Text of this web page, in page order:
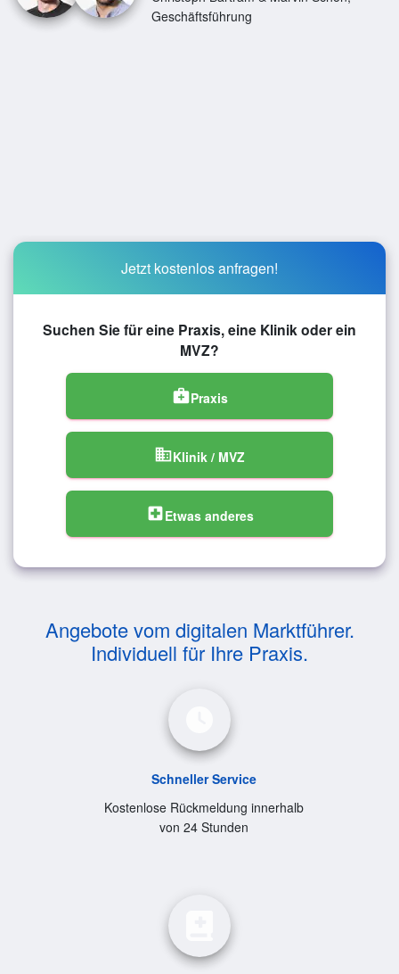
Geschäftsführung
Jetzt kostenlos anfragen!
Suchen Sie für eine Praxis, eine Klinik oder ein
MVZ?
medical_servicesPraxis
domainKlinik / MVZ
local_hospitalEtwas anderes
Angebote vom digitalen Marktführer.
Individuell für Ihre Praxis.
Schneller Service
Kostenlose Rückmeldung innerhalb
von 24 Stunden